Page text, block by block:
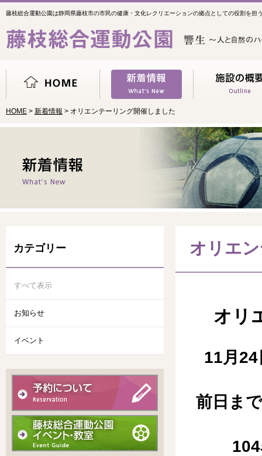
藤枝総合運動公園は静岡県藤枝市の市民の健康・文化レクリエーションの拠点としての役割を担
HOME > 新着情報 > オリエンテーリング開催しました
オリエ
オリ
11月
前日ま
カテゴリー
すべて表示
お知らせ
イベント